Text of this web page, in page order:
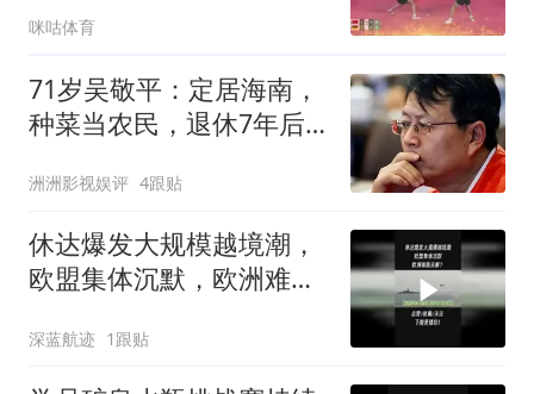
的成就
咪咕体育
71岁吴敬平：定居海南，
种菜当农民，退休7年后
洲洲影视娱评 4跟贴
休达爆发大规模越境潮，
欧盟集体沉默，欧洲难题
深蓝航迹 1跟贴